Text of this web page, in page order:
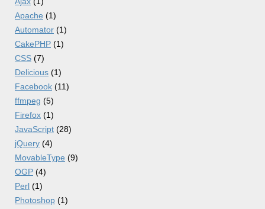
Apache (1)
Automator (1)
CakePHP (1)
CSS (7)
Delicious (1)
Facebook (11)
ffmpeg (5)
Firefox (1)
JavaScript (28)
jQuery (4)
MovableType (9)
OGP (4)
Perl (1)
Photoshop (1)